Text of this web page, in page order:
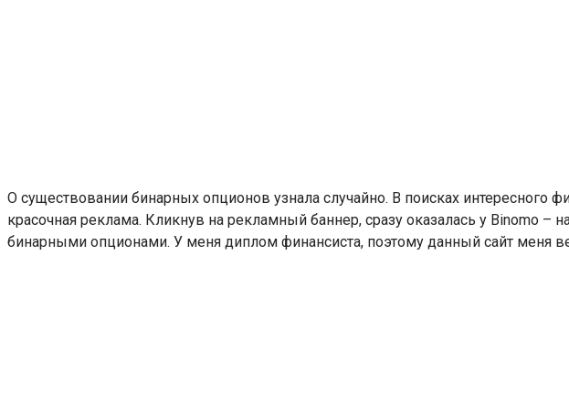
О существовании бинарных опционов узнала случайно. В поисках
красочная реклама. Кликнув на рекламный баннер, сразу оказалась у Binomo
бинарными опционами. У меня диплом финансиста, поэтому данный сайт меня